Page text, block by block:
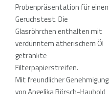
Probenpräsentation für einen
Geruchstest. Die
Glasröhrchen enthalten mit
verdünntem ätherischem Öl
getränkte
Filterpapierstreifen.
Mit freundlicher Genehmigung